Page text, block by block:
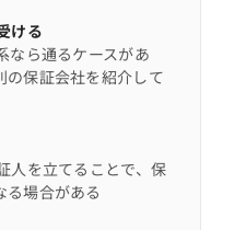
ける
ら通るケースがあ
の保証会社を紹介して
を立てることで、保
場合がある